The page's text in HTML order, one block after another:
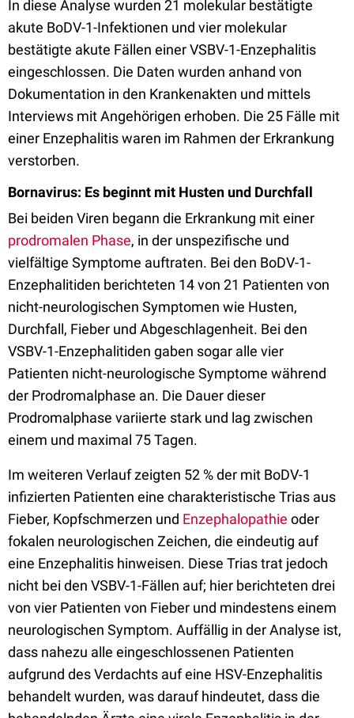
In diese Analyse wurden 21 molekular bestätigte
akute BoDV-1-Infektionen und vier molekular
bestätigte akute Fällen einer VSBV-1-Enzephalitis
eingeschlossen. Die Daten wurden anhand von
Dokumentation in den Krankenakten und mittels
Interviews mit Angehörigen erhoben. Die 25 Fälle mit
einer Enzephalitis waren im Rahmen der Erkrankung
verstorben.
Bornavirus: Es beginnt mit Husten und Durchfall
Bei beiden Viren begann die Erkrankung mit einer
prodromalen Phase, in der unspezifische und
vielfältige Symptome auftraten. Bei den BoDV-1-
Enzephalitiden berichteten 14 von 21 Patienten von
nicht-neurologischen Symptomen wie Husten,
Durchfall, Fieber und Abgeschlagenheit. Bei den
VSBV-1-Enzephalitiden gaben sogar alle vier
Patienten nicht-neurologische Symptome während
der Prodromalphase an. Die Dauer dieser
Prodromalphase variierte stark und lag zwischen
einem und maximal 75 Tagen.
Im weiteren Verlauf zeigten 52 % der mit BoDV-1
infizierten Patienten eine charakteristische Trias aus
Fieber, Kopfschmerzen und Enzephalopathie oder
fokalen neurologischen Zeichen, die eindeutig auf
eine Enzephalitis hinweisen. Diese Trias trat jedoch
nicht bei den VSBV-1-Fällen auf; hier berichteten drei
von vier Patienten von Fieber und mindestens einem
neurologischen Symptom. Auffällig in der Analyse ist,
dass nahezu alle eingeschlossenen Patienten
aufgrund des Verdachts auf eine HSV-Enzephalitis
behandelt wurden, was darauf hindeutet, dass die